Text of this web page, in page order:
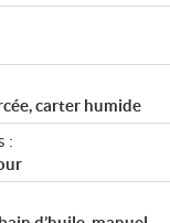
carter humide
: